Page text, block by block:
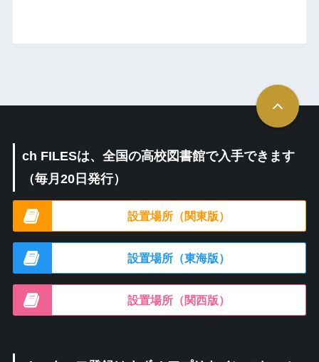
ch FILESは、全国の高校図書館で入手できます
（毎月20日発行）
設置場所（関東版）
設置場所（東海版）
設置場所（関西版）